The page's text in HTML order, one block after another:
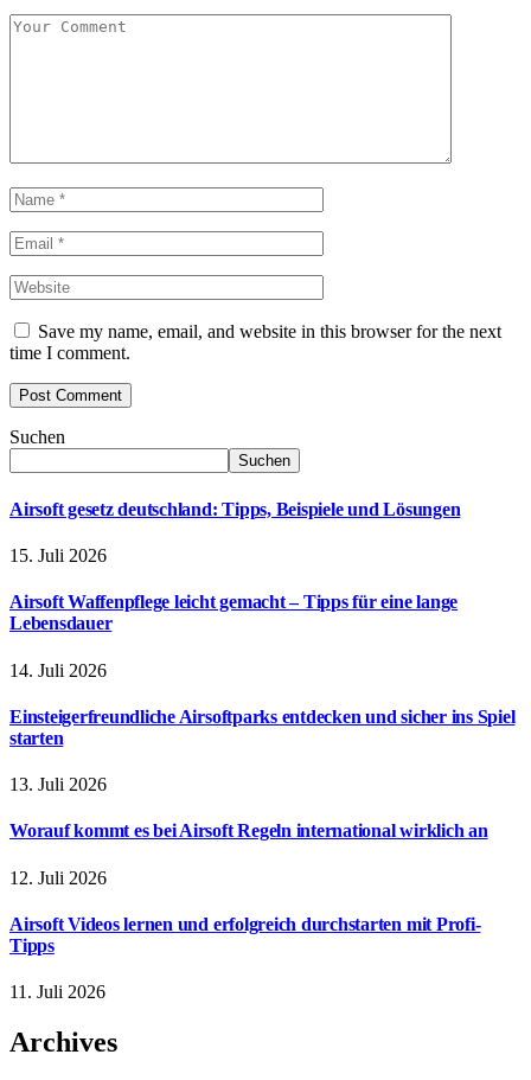
Save my name, email, and website in this browser for the next
time I comment.
Suchen
Suchen
Airsoft gesetz deutschland: Tipps, Beispiele und Lösungen
15. Juli 2026
Airsoft Waffenpflege leicht gemacht – Tipps für eine lange
Lebensdauer
14. Juli 2026
Einsteigerfreundliche Airsoftparks entdecken und sicher ins Spiel
starten
13. Juli 2026
Worauf kommt es bei Airsoft Regeln international wirklich an
12. Juli 2026
Airsoft Videos lernen und erfolgreich durchstarten mit Profi-
Tipps
11. Juli 2026
Archives